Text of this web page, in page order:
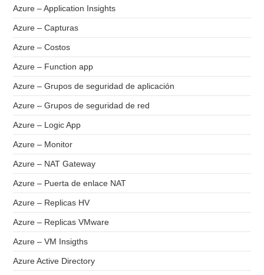
Azure – Application Insights
Azure – Capturas
Azure – Costos
Azure – Function app
Azure – Grupos de seguridad de aplicación
Azure – Grupos de seguridad de red
Azure – Logic App
Azure – Monitor
Azure – NAT Gateway
Azure – Puerta de enlace NAT
Azure – Replicas HV
Azure – Replicas VMware
Azure – VM Insigths
Azure Active Directory